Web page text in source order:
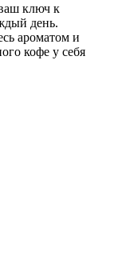
ключ к
день.
ароматом и
кофе у себя